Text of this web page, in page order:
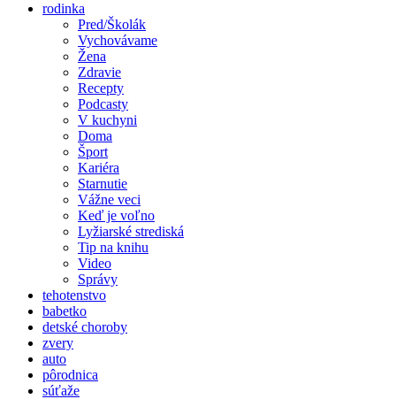
rodinka
Pred/Školák
Vychovávame
Žena
Zdravie
Recepty
Podcasty
V kuchyni
Doma
Šport
Kariéra
Starnutie
Vážne veci
Keď je voľno
Lyžiarské strediská
Tip na knihu
Video
Správy
tehotenstvo
babetko
detské choroby
zvery
auto
pôrodnica
súťaže